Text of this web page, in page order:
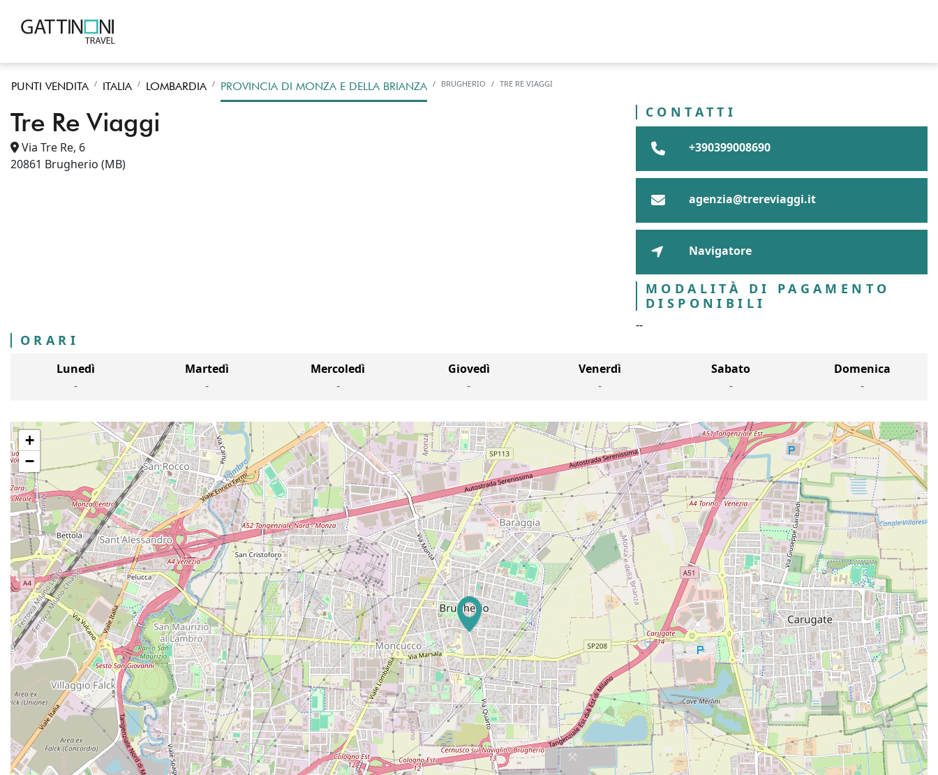
PUNTI VENDITA ITALIA LOMBARDIA PROVINCIA DI MONZA E DELLA BRIANZA BRUGHERIO TRE RE VIAGGI
Tre Re Viaggi
Via Tre Re, 6
20861 Brugherio (MB)
CONTATTI
+390399008690
agenzia@trereviaggi.it
Navigatore
MODALITÀ DI PAGAMENTO
DISPONIBILI
--
ORARI
Lunedì
-
Martedì
-
Mercoledì
-
Giovedì
-
Venerdì
-
Sabato
-
Domenica
-
+
−